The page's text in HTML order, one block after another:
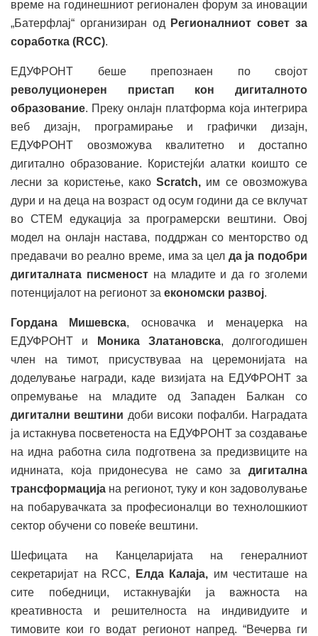
време на годинешниот регионален форум за иновации
„Батерфлај“ организиран од
Регионалниот совет за
соработка (RCC).
ЕДУФРОНТ беше препознаен по својот
револуционерен пристап кон дигиталното
образование. Преку онлајн платформа која интегрира
веб дизајн, програмирање и графички дизајн,
ЕДУФРОНТ овозможува квалитетно и достапно
дигитално образование. Користејќи алатки коишто се
лесни за користење, какоScratch, им се овозможува
дури и на деца на возраст од осум години да се вклучат
во СТЕМ едукација за програмерски вештини. Овој
модел на онлајн настава, поддржан со менторство од
предавачи во реално време, има за цел да ја подобри
дигиталната писменостна младите и да го зголеми
потенцијалот на регионот за економски развој.
Гордана Мишевска, основачка и менаџерка на
ЕДУФРОНТ и
Моника Златановска, долгогодишен
член на тимот, присуствуваа на церемонијата на
доделување награди, каде визијата на ЕДУФРОНТ за
опремување на младите од Западен Балкан со
дигитални вештини доби високи пофалби. Наградата
ја истакнува посветеноста на ЕДУФРОНТ за создавање
на идна работна сила подготвена за предизвиците на
иднината, која придонесува не само за дигитална
трансформација на регионот, туку и кон задоволување
на побарувачката за професионалци во технолошкиот
сектор обучени со повеќе вештини.
Шефицата на Канцеларијата на генералниот
секретаријат на RCC,
Елда Калаја, им честиташе на
сите победници, истакнувајќи ја важноста на
креативноста и решителноста на индивидуите и
тимовите кои го водат регионот напред. “Вечерва ги